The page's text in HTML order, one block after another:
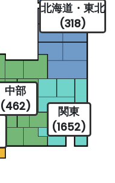
北海道・東北
(318)
関東
(1652)
中部
(462)